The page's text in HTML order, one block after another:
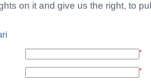
on it and give us the right, to
*
*